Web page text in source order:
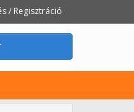
/ Regisztráció